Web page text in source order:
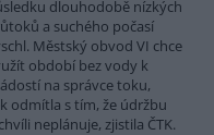
dlouhodobě nízkých
a suchého počasí
Městský obvod VI chce
období bez vody k
na správce toku,
odmítla s tím, že údržbu
neplánuje, zjistila ČTK.